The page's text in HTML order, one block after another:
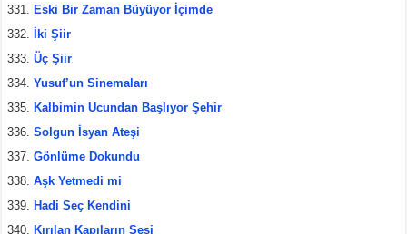
Eski Bir Zaman Büyüyor İçimde
İki Şiir
Üç Şiir
Yusuf’un Sinemaları
Kalbimin Ucundan Başlıyor Şehir
Solgun İsyan Ateşi
Gönlüme Dokundu
Aşk Yetmedi mi
Hadi Seç Kendini
Kırılan Kapıların Sesi